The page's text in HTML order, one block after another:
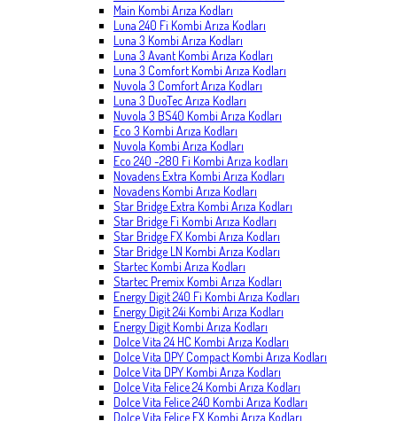
Main Kombi Arıza Kodları
Luna 240 Fi Kombi Arıza Kodları
Luna 3 Kombi Arıza Kodları
Luna 3 Avant Kombi Arıza Kodları
Luna 3 Comfort Kombi Arıza Kodları
Nuvola 3 Comfort Arıza Kodları
Luna 3 DuoTec Arıza Kodları
Nuvola 3 BS40 Kombi Arıza Kodları
Eco 3 Kombi Arıza Kodları
Nuvola Kombi Arıza Kodları
Eco 240 -280 Fi Kombi Arıza kodları
Novadens Extra Kombi Arıza Kodları
Novadens Kombi Arıza Kodları
Star Bridge Extra Kombi Arıza Kodları
Star Bridge Fi Kombi Arıza Kodları
Star Bridge FX Kombi Arıza Kodları
Star Bridge LN Kombi Arıza Kodları
Startec Kombi Arıza Kodları
Startec Premix Kombi Arıza Kodları
Energy Digit 240 Fi Kombi Arıza Kodları
Energy Digit 24i Kombi Arıza Kodları
Energy Digit Kombi Arıza Kodları
Dolce Vita 24 HC Kombi Arıza Kodları
Dolce Vita DPY Compact Kombi Arıza Kodları
Dolce Vita DPY Kombi Arıza Kodları
Dolce Vita Felice 24 Kombi Arıza Kodları
Dolce Vita Felice 240 Kombi Arıza Kodları
Dolce Vita Felice FX Kombi Arıza Kodları